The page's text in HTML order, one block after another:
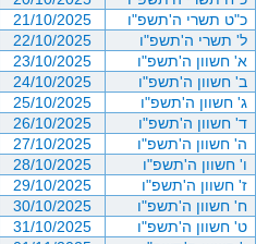
כ"ט תשרי ה'תשפ"ו
21/10/2025
ל' תשרי ה'תשפ"ו
22/10/2025
א' חשוון ה'תשפ"ו
23/10/2025
ב' חשוון ה'תשפ"ו
24/10/2025
ג' חשוון ה'תשפ"ו
25/10/2025
ד' חשוון ה'תשפ"ו
26/10/2025
ה' חשוון ה'תשפ"ו
27/10/2025
ו' חשוון ה'תשפ"ו
28/10/2025
ז' חשוון ה'תשפ"ו
29/10/2025
ח' חשוון ה'תשפ"ו
30/10/2025
ט' חשוון ה'תשפ"ו
31/10/2025